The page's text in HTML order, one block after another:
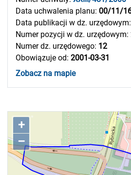
Data uchwalenia planu: 00/11/
Data publikacji w dz. urzędowym:
Numer pozycji w dz. urzędowym:
Numer dz. urzędowego: 12
Obowiązuje od: 2001-03-31
Zobacz na mapie
+
–